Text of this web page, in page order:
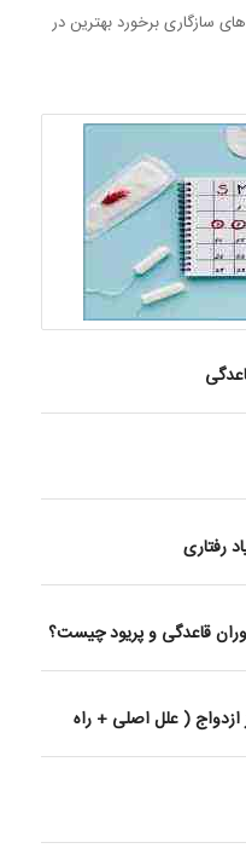
سازگاری برخورد بهترین در
رفتاری
قاعدگی و پریود چیست؟
ازدواج ( علل اصلی + راه